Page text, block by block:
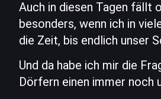
Auch in diesen Tagen fällt
besonders, wenn ich in
die Zeit, bis endlich unser
Und da habe ich mir die
Dörfern einen immer noch